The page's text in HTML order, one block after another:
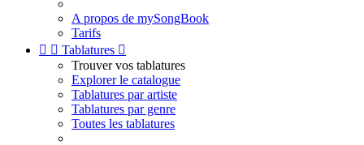
A propos de mySongBook
Tarifs
  Tablatures 
Trouver vos tablatures
Explorer le catalogue
Tablatures par artiste
Tablatures par genre
Toutes les tablatures